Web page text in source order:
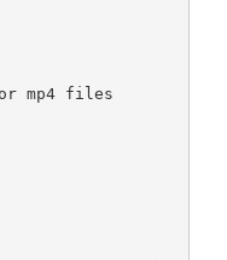
mp4 files